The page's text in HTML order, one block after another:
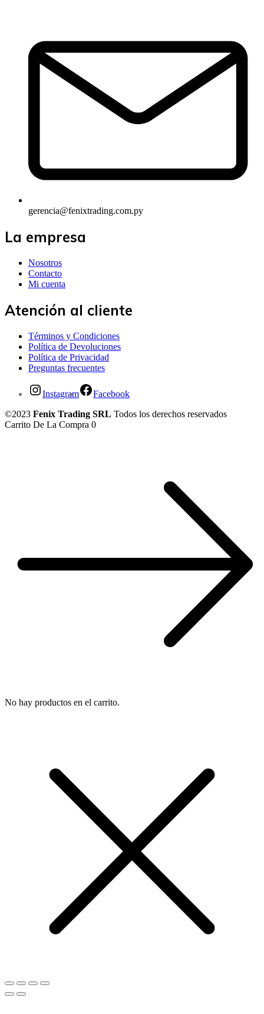
gerencia@fenixtrading.com.py
La empresa
Nosotros
Contacto
Mi cuenta
Atención al cliente
Términos y Condiciones
Política de Devoluciones
Política de Privacidad
Preguntas frecuentes
Instagram
Facebook
©2023 Fenix Trading SRL Todos los derechos reservados
Carrito De La Compra 0
No hay productos en el carrito.